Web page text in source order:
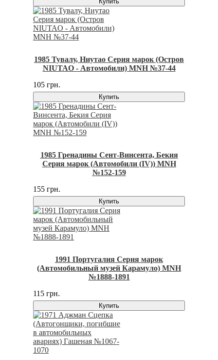
1985 Тувалу, Ниутао Серия марок (Остров
NIUTAO - Автомобили) MNH №37-44
105 грн.
Купить
1985 Гренадины Сент-Винсента, Бекия
Серия марок (Автомобили (IV)) MNH
№152-159
155 грн.
Купить
1991 Португалия Серия марок
(Автомобильный музей Карамуло) MNH
№1888-1891
115 грн.
Купить